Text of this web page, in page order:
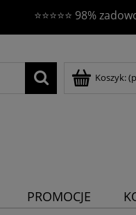
⭐⭐⭐⭐⭐ 98%
Koszyk:
PROMOCJE